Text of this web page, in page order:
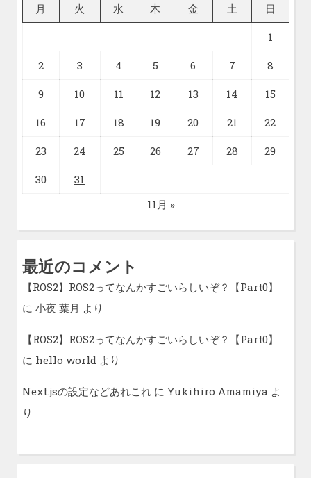
月 火 水 木 金 土 日
1
2 3 4 5 6 7 8
9 10 11 12 13 14 15
16 17 18 19 20 21 22
23 24 25 26 27 28 29
30
31
11月 »
最近のコメント
【ROS2】ROS2ってなんかすごいらしいぞ？【Part0】
に 小夜 葉月 より
【ROS2】ROS2ってなんかすごいらしいぞ？【Part0】
に hello world より
Next.jsの設定などあれこれに Yukihiro Amamiya よ
り